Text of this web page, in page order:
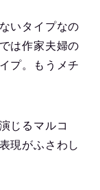
いタイプなの
は作家夫婦の
プ。もうメチ
じるマルコ
現がふさわし